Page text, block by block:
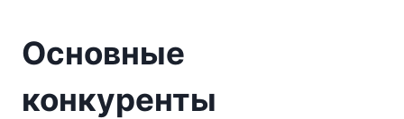
Основные
конкуренты